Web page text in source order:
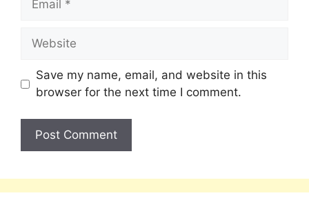
Save my name, email, and website in this
browser for the next time I comment.